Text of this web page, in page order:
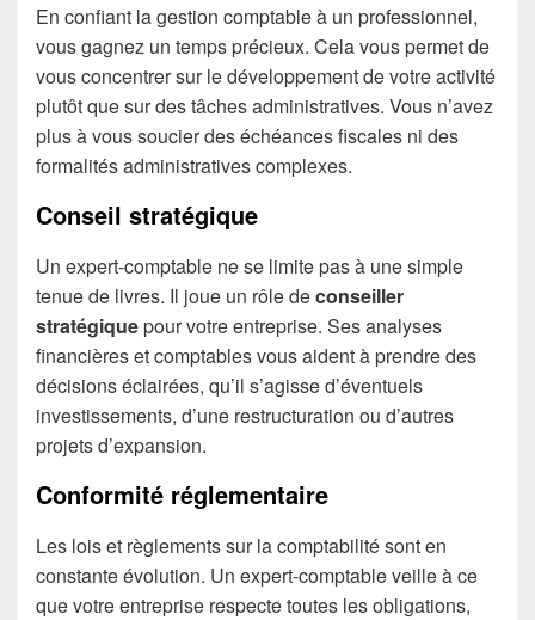
En confiant la gestion comptable à un professionnel,
vous gagnez un temps précieux. Cela vous permet de
vous concentrer sur le développement de votre activité
plutôt que sur des tâches administratives. Vous n’avez
plus à vous soucier des échéances fiscales ni des
formalités administratives complexes.
Conseil stratégique
Un expert-comptable ne se limite pas à une simple
tenue de livres. Il joue un rôle deconseiller
stratégiquepour votre entreprise. Ses analyses
financières et comptables vous aident à prendre des
décisions éclairées, qu’il s’agisse d’éventuels
investissements, d’une restructuration ou d’autres
projets d’expansion.
Conformité réglementaire
Les lois et règlements sur la comptabilité sont en
constante évolution. Un expert-comptable veille à ce
que votre entreprise respecte toutes les obligations,